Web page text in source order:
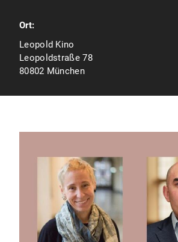
Ort:
Leopold Kino
Leopoldstraße 78
80802 München